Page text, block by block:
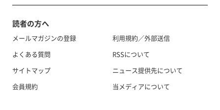
読者の方へ
メールマガジンの登録
よくある質問
サイトマップ
会員規約
利用規約／外部送信
RSSについて
ニュース提供先について
当メディアについて